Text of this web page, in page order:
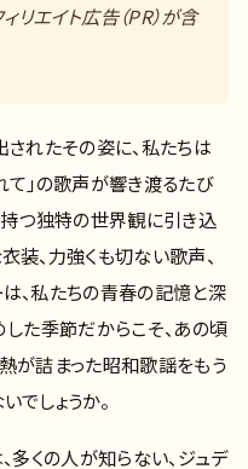
リエイト広告（PR）が含
されたその姿に、私たちは
て」の歌声が響き渡るたび
持つ独特の世界観に引き込
装、力強くも切ない歌声、
、私たちの青春の記憶と深
した季節だからこそ、あの頃
が詰まった昭和歌謡をもう
でしょうか。
多くの人が知らない、ジュデ